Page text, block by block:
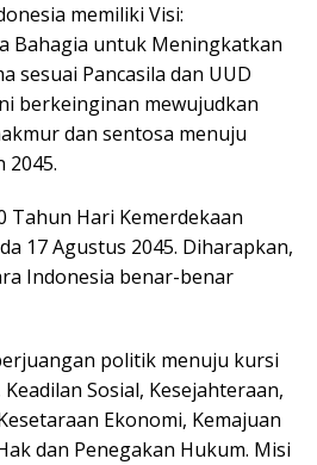
memiliki Visi:
Bahagia untuk Meningkatkan
sesuai Pancasila dan UUD
berkeinginan mewujudkan
dan sentosa menuju
2045.
Tahun Hari Kemerdekaan
17 Agustus 2045. Diharapkan,
Indonesia benar-benar
politik menuju kursi
Sosial, Kesejahteraan,
Ekonomi, Kemajuan
dan Penegakan Hukum. Misi